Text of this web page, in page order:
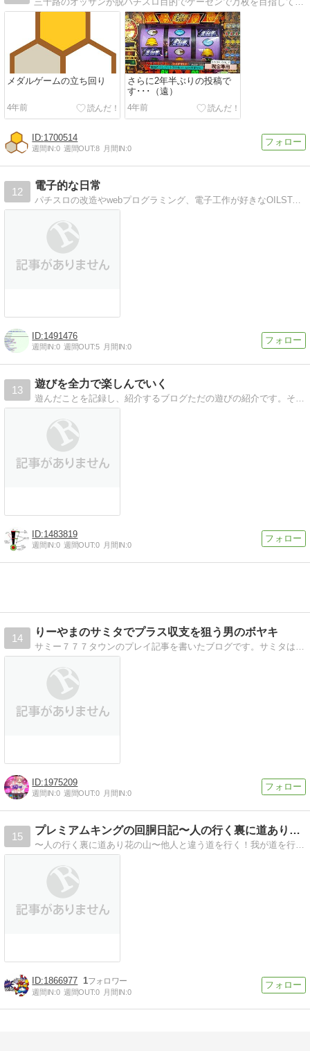
メダルゲームの立ち回り
4年前
さらに2年半ぶりの投稿で
す･･･（遠）
4年前
1700514
週間IN:0 週間OUT:8 月間IN:0
12
電子的な日常
パチスロの改造やwebプログラミング、電子工作が好きなOILSTANDの日記です
1491476
週間IN:0 週間OUT:5 月間IN:0
13
遊びを全力で楽しんでいく
1483819
週間IN:0 週間OUT:0 月間IN:0
14
りーやまのサミタでプラス収支を狙う男のボヤキ
1975209
週間IN:0 週間OUT:0 月間IN:0
15
プレミアムキングの回胴日記〜人の行く裏に道あり花の山〜
〜人の行く裏に道あり花の山〜他人と違う道を行く！我が道を行く！という決意を胸に！ネットで検索してコソコソビビりながら期待値という魔物とホールで戦闘中。
1866977 1
週間IN:0 週間OUT:0 月間IN:0